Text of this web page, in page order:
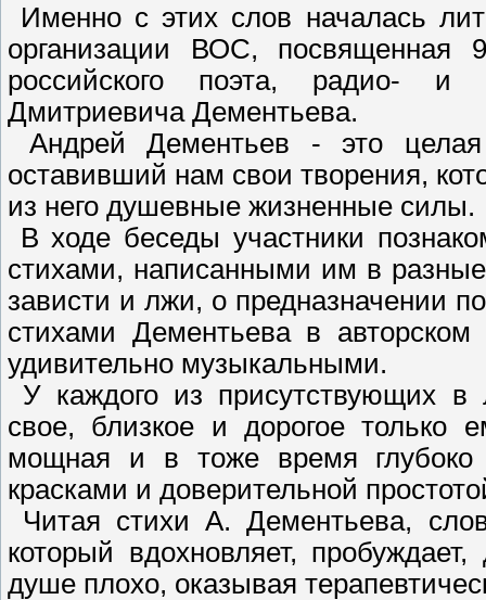
Именно с этих слов началась
организации ВОС, посвященная
российского поэта, радио- и
Дмитриевича Дементьева.
Андрей Дементьев - это
оставивший нам свои творения,
из него душевные жизненные силы.
В ходе беседы участники
стихами, написанными им в
зависти и лжи, о предназначении
стихами Дементьева в авторском
удивительно музыкальными.
У каждого из присутствующих в
свое, близкое и дорогое только
мощная и в тоже время глубоко
красками и доверительной
Читая стихи А. Дементьева,
который вдохновляет,
душе плохо, оказывая